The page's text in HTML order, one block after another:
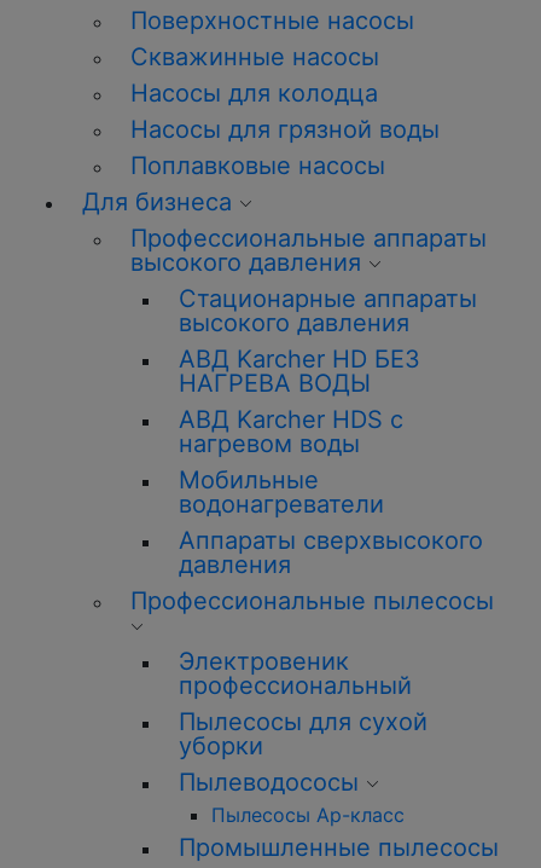
Поверхностные насосы
Скважинные насосы
Насосы для колодца
Насосы для грязной воды
Поплавковые насосы
Для бизнеса
Профессиональные аппараты
высокого давления
Стационарные аппараты
высокого давления
АВД Karcher HD БЕЗ
НАГРЕВА ВОДЫ
АВД Karcher HDS с
нагревом воды
Мобильные
водонагреватели
Аппараты сверхвысокого
давления
Профессиональные пылесосы
Электровеник
профессиональный
Пылесосы для сухой
уборки
Пылеводососы
Пылесосы Ар-класс
Промышленные пылесосы